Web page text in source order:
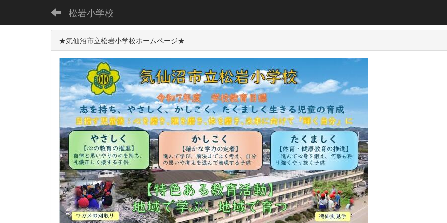
松岩小学校
★気仙沼市立松岩小学校ホームページ★